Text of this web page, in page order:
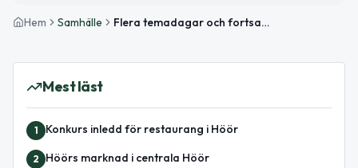
Hem Samhälle Flera temadagar och fortsatt järnvägsplanering
Mest läst
1 Konkurs inledd för restaurang i Höör
2 Höörs marknad i centrala Höör